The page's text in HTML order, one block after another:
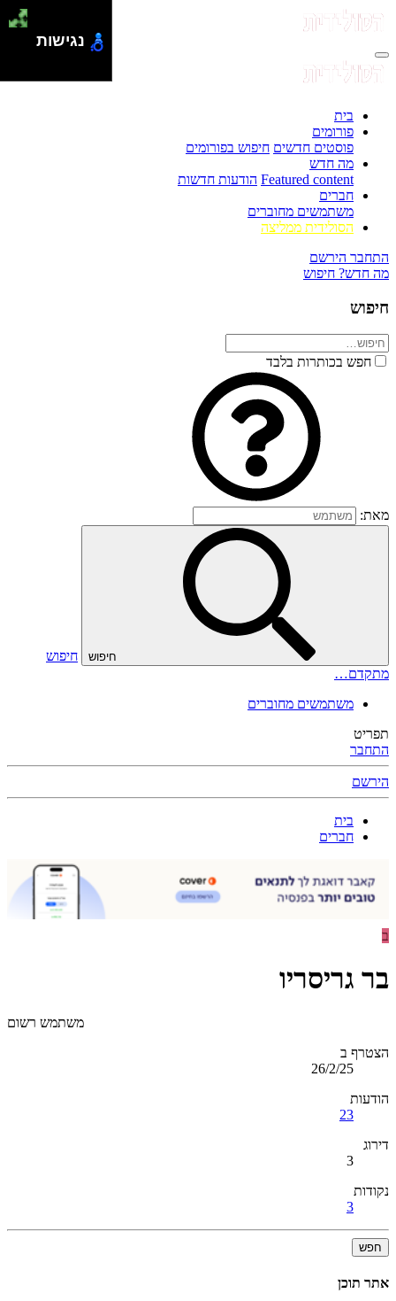
בית
פורומים
פוסטים חדשים חיפוש בפורומים
מה חדש
Featured content הודעות חדשות
חברים
משתמשים מחוברים
הסולידית ממליצה
התחבר הירשם
מה חדש? חיפוש
חיפוש
חפש בכותרות בלבד
מאת:
חיפוש
חיפוש
מתקדם…
משתמשים מחוברים
תפריט
התחבר
הירשם
בית
חברים
ב
בר גריסריו
משתמש רשום
הצטרף ב
26/2/25
הודעות
23
דירוג
3
נקודות
3
חפש
אתר תוכן
נגישות